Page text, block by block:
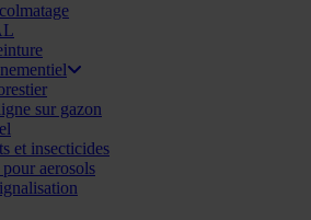
sur gazon
et insecticides
aerosols